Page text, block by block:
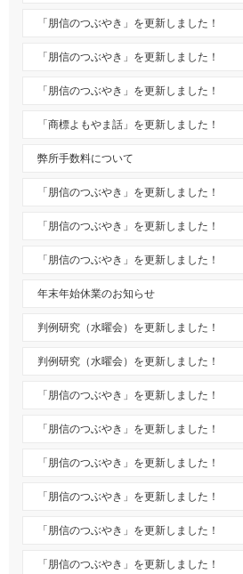
「朋信のつぶやき」を更新しました！
「朋信のつぶやき」を更新しました！
「朋信のつぶやき」を更新しました！
「商標よもやま話」を更新しました！
弊所手数料について
「朋信のつぶやき」を更新しました！
「朋信のつぶやき」を更新しました！
「朋信のつぶやき」を更新しました！
年末年始休業のお知らせ
判例研究（水曜会）を更新しました！
判例研究（水曜会）を更新しました！
「朋信のつぶやき」を更新しました！
「朋信のつぶやき」を更新しました！
「朋信のつぶやき」を更新しました！
「朋信のつぶやき」を更新しました！
「朋信のつぶやき」を更新しました！
「朋信のつぶやき」を更新しました！